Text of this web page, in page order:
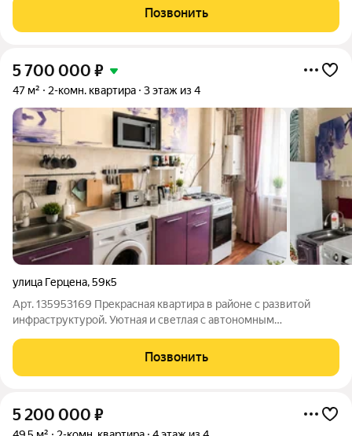
в доме 2022 года постройки. Общая площадь 37,1 м. Кухня 11 м.
Жилая комната
Позвонить
5 700 000 ₽
47 м² 2-комн. квартира 3 этаж из 4
улица Герцена,59к5
Арт. 135953169 Прекрасная квартира в районе с развитой
инфраструктурой. Уютная и светлая с автономным
изолированные комнаты, частично меблирована.
Застекленный балкон. Хорошее расположение, рядом
Позвонить
5 200 000 ₽